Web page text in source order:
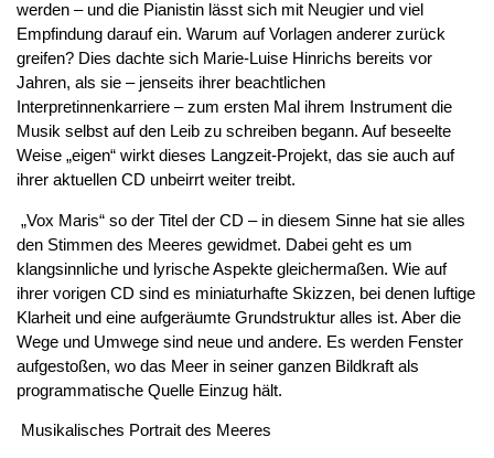
werden – und die Pianistin lässt sich mit Neugier und viel
Empfindung darauf ein. Warum auf Vorlagen anderer zurück
greifen? Dies dachte sich Marie-Luise Hinrichs bereits vor
Jahren, als sie – jenseits ihrer beachtlichen
Interpretinnenkarriere – zum ersten Mal ihrem Instrument die
Musik selbst auf den Leib zu schreiben begann. Auf beseelte
Weise „eigen“ wirkt dieses Langzeit-Projekt, das sie auch auf
ihrer aktuellen CD unbeirrt weiter treibt.
„Vox Maris“ so der Titel der CD – in diesem Sinne hat sie alles
den Stimmen des Meeres gewidmet. Dabei geht es um
klangsinnliche und lyrische Aspekte gleichermaßen. Wie auf
ihrer vorigen CD sind es miniaturhafte Skizzen, bei denen luftige
Klarheit und eine aufgeräumte Grundstruktur alles ist. Aber die
Wege und Umwege sind neue und andere. Es werden Fenster
aufgestoßen, wo das Meer in seiner ganzen Bildkraft als
programmatische Quelle Einzug hält.
Musikalisches Portrait des Meeres